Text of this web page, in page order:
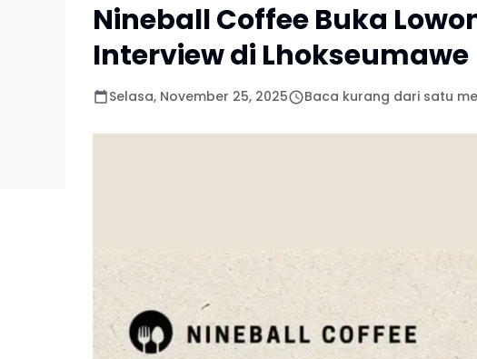
Nineball Coffee Buka
Interview di Lhokseumawe
Selasa, November 25, 2025 Baca kurang dari satu